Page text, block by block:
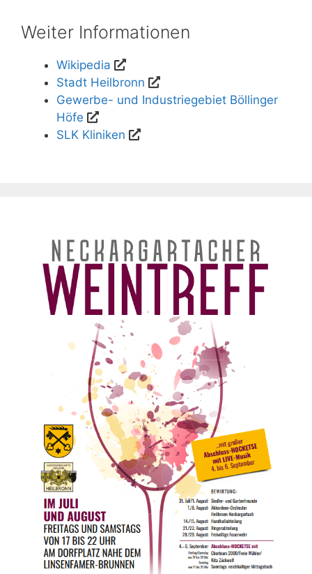
Weiter Informationen
Wikipedia
Stadt Heilbronn
Gewerbe- und Industriegebiet Böllinger
Höfe
SLK Kliniken